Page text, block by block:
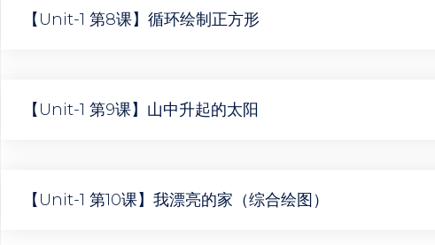
【Unit-1 第8课】循环绘制正方形
【Unit-1 第9课】山中升起的太阳
【Unit-1 第10课】我漂亮的家（综合绘图）